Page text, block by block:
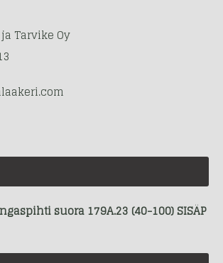
Tarvike Oy
suora 179A.23 (40-100) SISÄP